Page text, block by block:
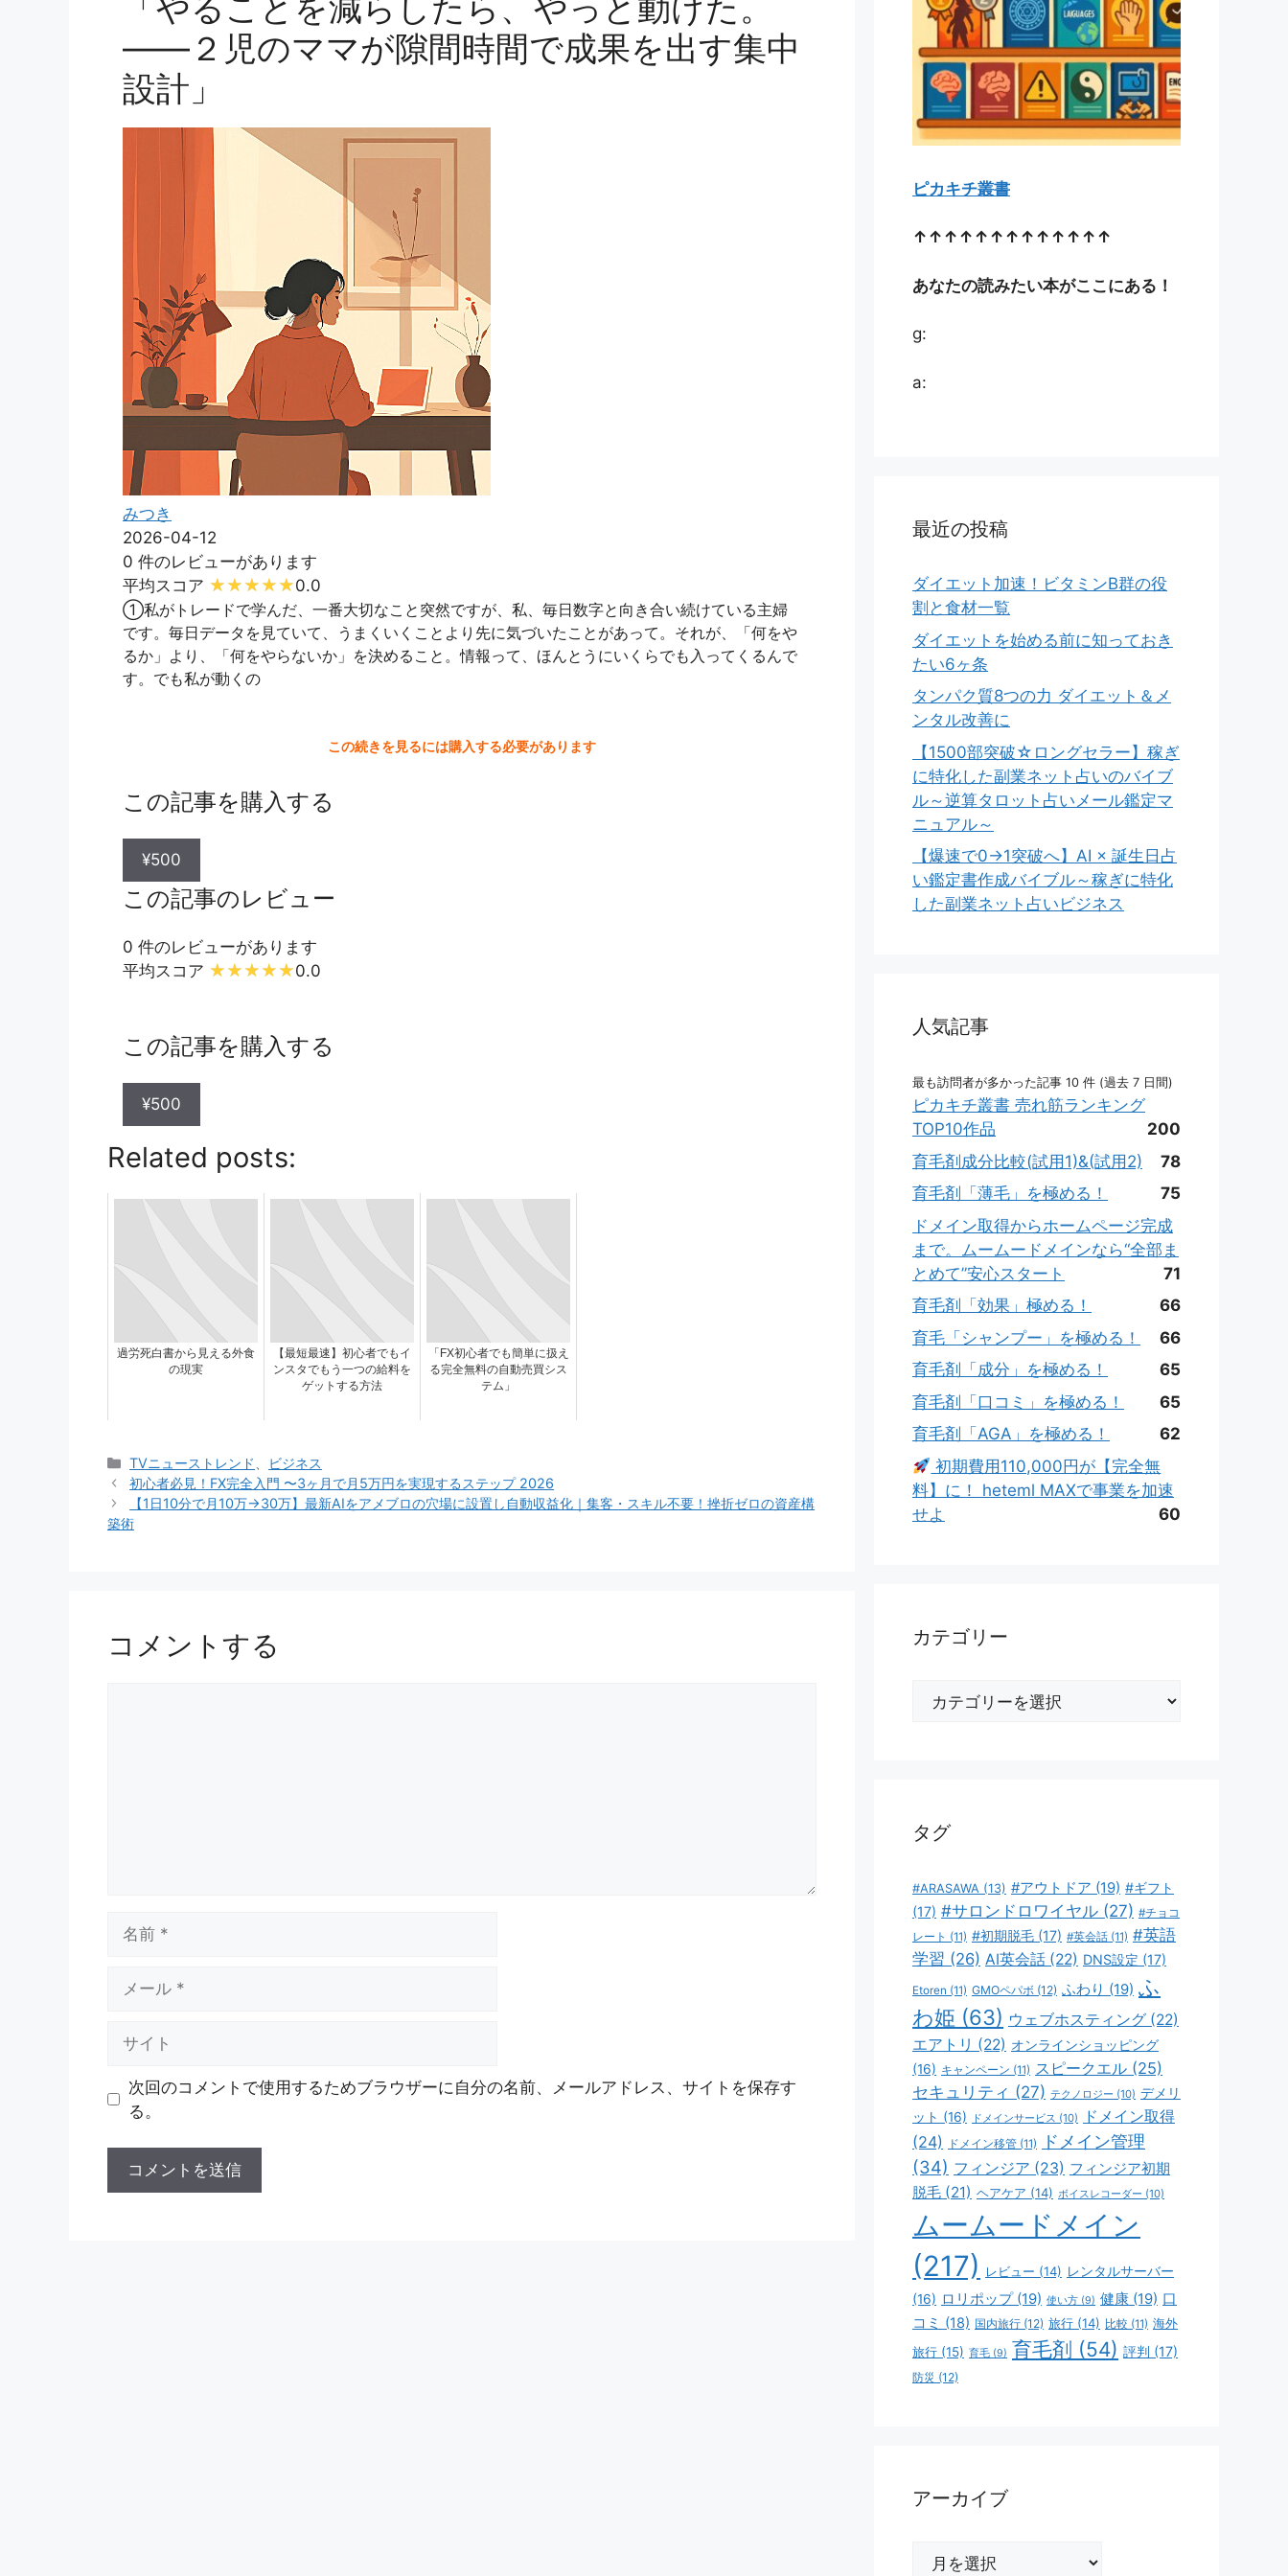
——２児のママが隙間時間で成果を出す集中
設計」
みつき
2026-04-12
0 件のレビューがあります
平均スコア
0.0
①私がトレードで学んだ、一番大切なこと突然ですが、私、毎日数字と向き合い続けている主婦
です。毎日データを見ていて、うまくいくことより先に気づいたことがあって。それが、「何をや
るか」より、「何をやらないか」を決めること。情報って、ほんとうにいくらでも入ってくるんで
す。でも私が動くの
この続きを見るには購入する必要があります
この記事を購入する
¥500
この記事のレビュー
0 件のレビューがあります
平均スコア
0.0
この記事を購入する
¥500
Related posts:
過労死白書から見える外食
の現実
【最短最速】初心者でもイ
ンスタでもう一つの給料を
ゲットする方法
「FX初心者でも簡単に扱え
る完全無料の自動売買シス
テム」
カ
テ
ゴ
リ
TVニューストレンド
ビジネス
初心者必見！FX完全入門 〜3ヶ月で月5万円を実現するステップ 2026
【1日10分で月10万→30万】最新AIをアメブロの穴場に設置し自動収益化｜集客・スキル不要！挫折ゼロの資産構
築術
コメントする
次回のコメントで使用するためブラウザーに自分の名前、メールアドレス、サイトを保存す
る。
ピカキチ叢書
↑↑↑↑↑↑↑↑↑↑↑↑↑
あなたの読みたい本がここにある！
g:
a:
最近の投稿
ダイエット加速！ビタミンB群の役
割と食材一覧
ダイエットを始める前に知っておき
たい6ヶ条
タンパク質8つの力 ダイエット＆メ
ンタル改善に
【1500部突破☆ロングセラー】稼ぎ
に特化した副業ネット占いのバイブ
ル～逆算タロット占いメール鑑定マ
ニュアル～
【爆速で0→1突破へ】AI × 誕生日占
い鑑定書作成バイブル～稼ぎに特化
した副業ネット占いビジネス
人気記事
最も訪問者が多かった記事 10 件 (過去 7 日間)
ピカキチ叢書 売れ筋ランキング
TOP10作品
200
育毛剤成分比較(試用1)&(試用2)
78
育毛剤「薄毛」を極める！
75
ドメイン取得からホームページ完成
まで。ムームードメインなら“全部ま
とめて”安心スタート
71
育毛剤「効果」極める！
66
育毛「シャンプー」を極める！
66
育毛剤「成分」を極める！
65
育毛剤「口コミ」を極める！
65
育毛剤「AGA」を極める！
62
初期費用110,000円が【完全無
料】に！ heteml MAXで事業を加速
せよ
60
カテゴリー
タグ
#ARASAWA (13) #アウトドア (19) #ギフト
(17) #サロンドロワイヤル (27) #チョコ
レート (11) #初期脱毛 (17) #英会話 (11) #英語
学習 (26) AI英会話 (22) DNS設定 (17)
Etoren (11) GMOペパボ (12) ふわり (19) ふ
わ姫 (63) ウェブホスティング (22)
エアトリ (22) オンラインショッピング
(16) キャンペーン (11) スピークエル (25)
セキュリティ (27) テクノロジー (10) デメリ
ット (16) ドメインサービス (10)
ドメイン取得
(24)
ドメイン移管 (11)
ドメイン管理
(34) フィンジア (23) フィンジア初期
脱毛 (21) ヘアケア (14) ボイスレコーダー (10)
ムームードメイン
(217)
レビュー (14) レンタルサーバー
(16) ロリポップ(19) 使い方 (9) 健康 (19) 口
コミ (18) 国内旅行 (12) 旅行 (14) 比較 (11) 海外
旅行 (15) 育毛 (9) 育毛剤 (54) 評判 (17)
防災 (12)
アーカイブ